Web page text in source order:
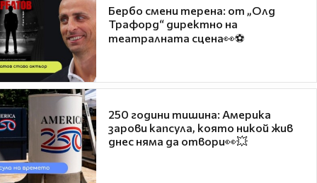
Бербо смени терена: от „Олд
Трафорд“ директно на
театралната сцена👀⚽
250 години тишина: Америка
зарови капсула, която никой жив
днес няма да отвори👀💥